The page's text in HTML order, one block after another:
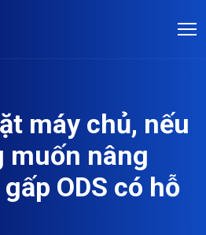
máy chủ, nếu
muốn nâng
ODS có hỗ